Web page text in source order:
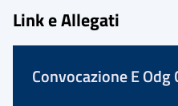
Link e Allegati
Convocazione E Odg